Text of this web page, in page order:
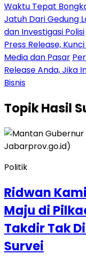
Waktu Tepat
Jatuh Dari Gedung
dan Investigasi Polisi
Press Release,
Media dan Pasar
Release Anda, Jika
Bisnis
TopikHasil
Politik
Ridwan
Maju di
Takdir Tak
Survei